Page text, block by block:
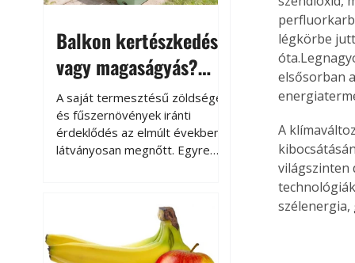
Balkon kertészkedés
vagy magaságyás?
Helytakarékos
kertészkedés
A saját termesztésű zöldségek
és fűszernövények iránti
érdeklődés az elmúlt években
látványosan megnőtt. Egyre
kertészkedés sokak számára
kikapcsolódást és feltöltődést
is jelent.
légkörbe
elsősorban
A
világszinten